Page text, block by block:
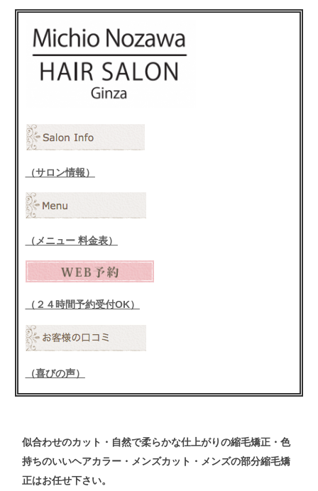
（サロン情報）
（メニュー 料金表）
（２４時間予約受付OK）
（喜びの声）
似合わせのカット ・自然で柔らかな仕上がりの縮毛矯正・色
持ちのいいヘアカラー・メンズカット ・メンズの部分縮毛矯
正はお任せ下さい。